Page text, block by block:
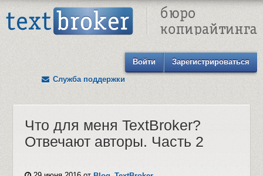
Войти
Зарегистрироваться
Служба поддержки
Что для меня TextBroker?
Отвечают авторы. Часть 2